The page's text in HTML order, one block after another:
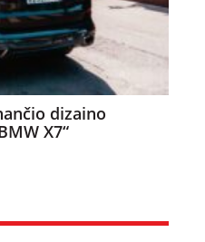
dizaino
X7“